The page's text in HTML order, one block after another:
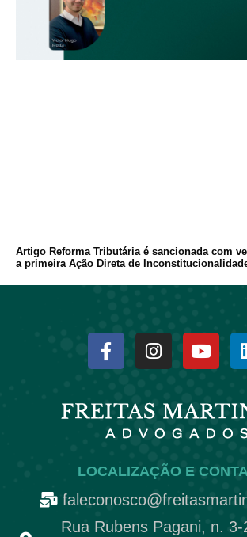
Artigo Reforma Tributária é sancionada com
a primeira Ação Direta de
LOCALIZAÇÃO E
Rua Rubens Pagani, n.